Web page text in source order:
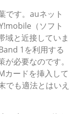
です。auネット
（ソフト
域と近接していま
1を利用する
必要なのです。
カードを挿入して
でも適法とはいえ